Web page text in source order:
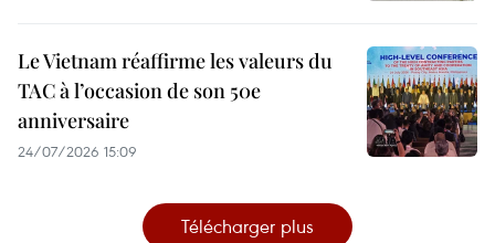
Le Vietnam réaffirme les valeurs du
TAC à l’occasion de son 50e
anniversaire
24/07/2026 15:09
Télécharger plus